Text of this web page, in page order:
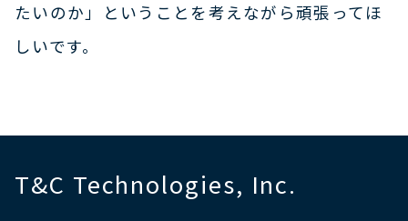
たいのか」ということを考えながら頑張ってほ
しいです。
T&C Technologies, Inc.